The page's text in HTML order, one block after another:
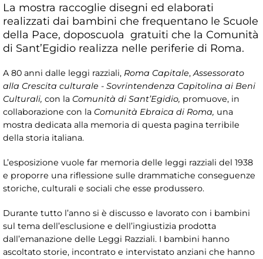
La mostra raccoglie disegni ed elaborati
realizzati dai bambini che frequentano le Scuole
della Pace, doposcuola gratuiti che la Comunità
di Sant’Egidio realizza nelle periferie di Roma.
A 80 anni dalle leggi razziali, Roma Capitale,Assessorato
alla Crescita culturale - Sovrintendenza Capitolina ai Beni
Culturali, con la Comunità di Sant’Egidio, promuove, in
collaborazione con la Comunità Ebraica di Roma, una
mostra dedicata alla memoria di questa pagina terribile
della storia italiana.
L’esposizione vuole far memoria delle leggi razziali del 1938
e proporre una riflessione sulle drammatiche conseguenze
storiche, culturali e sociali che esse produssero.
Durante tutto l’anno si è discusso e lavorato con i bambini
sul tema dell’esclusione e dell’ingiustizia prodotta
dall’emanazione delle Leggi Razziali. I bambini hanno
ascoltato storie, incontrato e intervistato anziani che hanno